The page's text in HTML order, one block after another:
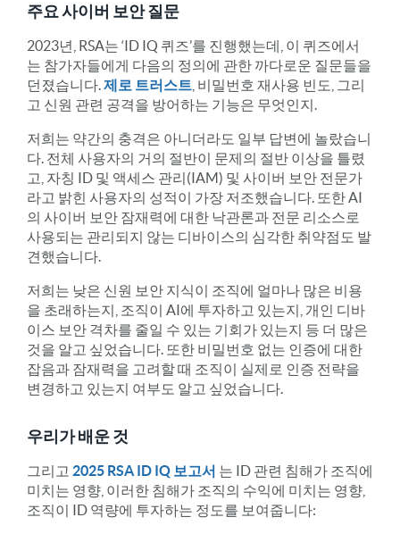
주요 사이버 보안 질문
2023년, RSA는 ‘ID IQ 퀴즈’를 진행했는데, 이 퀴즈에서
는 참가자들에게 다음의 정의에 관한 까다로운 질문들을
던졌습니다. 제로 트러스트 , 비밀번호 재사용 빈도, 그리
고 신원 관련 공격을 방어하는 기능은 무엇인지.
저희는 약간의 충격은 아니더라도 일부 답변에 놀랐습니
다. 전체 사용자의 거의 절반이 문제의 절반 이상을 틀렸
고, 자칭 ID 및 액세스 관리(IAM) 및 사이버 보안 전문가
라고 밝힌 사용자의 성적이 가장 저조했습니다. 또한 AI
의 사이버 보안 잠재력에 대한 낙관론과 전문 리소스로
사용되는 관리되지 않는 디바이스의 심각한 취약점도 발
견했습니다.
저희는 낮은 신원 보안 지식이 조직에 얼마나 많은 비용
을 초래하는지, 조직이 AI에 투자하고 있는지, 개인 디바
이스 보안 격차를 줄일 수 있는 기회가 있는지 등 더 많은
것을 알고 싶었습니다. 또한 비밀번호 없는 인증에 대한
잡음과 잠재력을 고려할 때 조직이 실제로 인증 전략을
변경하고 있는지 여부도 알고 싶었습니다.
우리가 배운 것
그리고 2025 RSA ID IQ 보고서 는 ID 관련 침해가 조직에
미치는 영향, 이러한 침해가 조직의 수익에 미치는 영향,
조직이 ID 역량에 투자하는 정도를 보여줍니다: